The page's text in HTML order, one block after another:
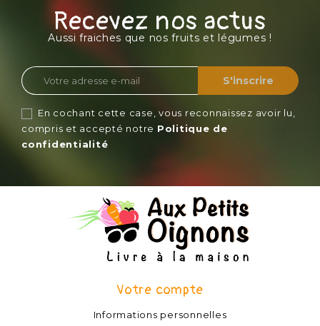
Recevez nos actus
Aussi fraiches que nos fruits et légumes !
En cochant cette case, vous reconnaissez avoir lu,
compris et accepté notre Politique de
confidentialité
Votre compte
Informations personnelles